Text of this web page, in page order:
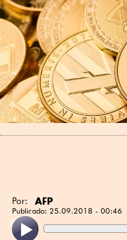
Por: AFP
Publicado: 25.09.2018 - 00:46